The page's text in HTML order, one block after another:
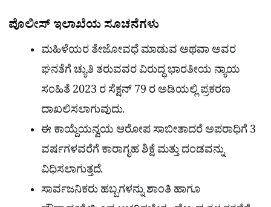
ಪೊಲೀಸ್ ಇಲಾಖೆಯ ಸೂಚನೆಗಳು
ಮಹಿಳೆಯರ ತೇಜೋವಧೆ ಮಾಡುವ ಅಥವಾ ಅವರ
ಘನತೆಗೆ ಚ್ಯುತಿ ತರುವವರ ವಿರುದ್ಧ ಭಾರತೀಯ ನ್ಯಾಯ
ಸಂಹಿತೆ 2023 ರ ಸೆಕ್ಷನ್​ 79 ರ ಅಡಿಯಲ್ಲಿ ಪ್ರಕರಣ
ದಾಖಲಿಸಲಾಗುವುದು.
ಈ ಕಾಯ್ದೆಯನ್ವಯ ಆರೋಪ ಸಾಬೀತಾದರೆ ಅಪರಾಧಿಗೆ 3
ವರ್ಷಗಳವರೆಗೆ ಕಾರಾಗೃಹ ಶಿಕ್ಷೆ ಮತ್ತು ದಂಡವನ್ನು
ವಿಧಿಸಲಾಗುತ್ತದೆ.
ಸಾರ್ವಜನಿಕರು ಹಬ್ಬಗಳನ್ನು ಶಾಂತಿ ಹಾಗೂ